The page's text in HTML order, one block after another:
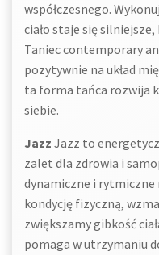
współczesnego.
ciało staje się
Taniec contemporary
pozytywnie na układ
ta forma tańca rozwija
siebie.
Jazz Jazz to
zalet dla zdrowia i
dynamiczne i rytmiczne
kondycję fizyczną,
zwiększamy gibkość
pomaga w utrzymaniu